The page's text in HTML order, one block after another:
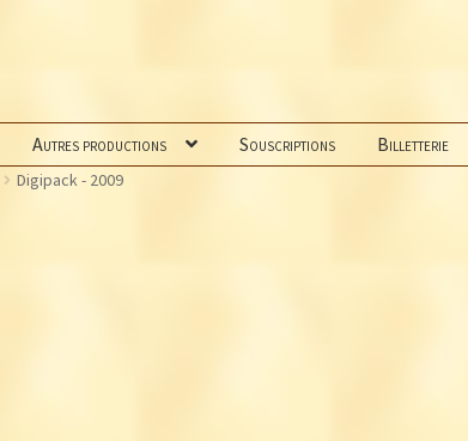
Autres productions Souscriptions Billetterie
Digipack - 2009